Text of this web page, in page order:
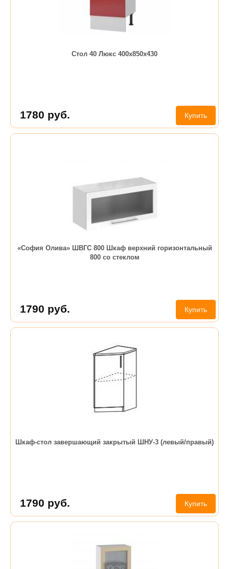
Стол 40 Люкс 400х850х430
1780 руб. Купить
«София Олива» ШВГС 800 Шкаф верхний горизонтальный
800 со стеклом
1790 руб. Купить
Шкаф-стол завершающий закрытый ШНУ-3 (левый/правый)
1790 руб. Купить